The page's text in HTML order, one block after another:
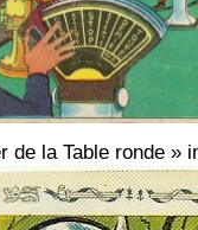
de la Table ronde »